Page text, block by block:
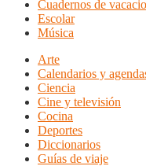
Cuadernos de
Escolar
Música
Arte
Calendarios y
Ciencia
Cine y televisión
Cocina
Deportes
Diccionarios
Guías de viaje